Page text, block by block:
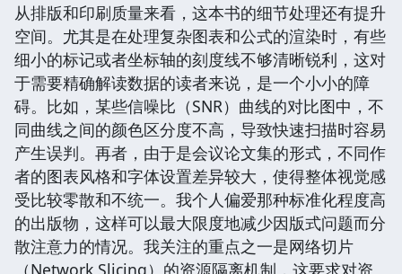
从排版和印刷质量来看，这本书的细节处理还有提升
空间。尤其是在处理复杂图表和公式的渲染时，有些
细小的标记或者坐标轴的刻度线不够清晰锐利，这对
于需要精确解读数据的读者来说，是一个小小的障
碍。比如，某些信噪比（SNR）曲线的对比图中，不
同曲线之间的颜色区分度不高，导致快速扫描时容易
产生误判。再者，由于是会议论文集的形式，不同作
者的图表风格和字体设置差异较大，使得整体视觉感
受比较零散和不统一。我个人偏爱那种标准化程度高
的出版物，这样可以最大限度地减少因版式问题而分
散注意力的情况。我关注的重点之一是网络切片
（Network Slicing）的资源隔离机制，这要求对资